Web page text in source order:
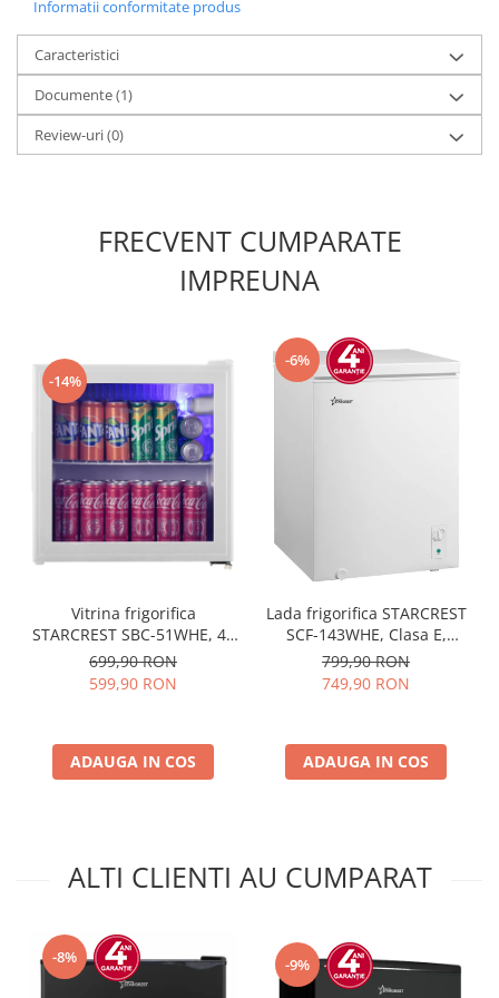
Informatii conformitate produs
Caracteristici
Documente (1)
Review-uri(0)
FRECVENT CUMPARATE
IMPREUNA
-14%
Vitrina frigorifica
STARCREST SBC-51WHE, 46
L, Control temperatura, Usa
sticla, H 48.8 cm, Alb
699,90 RON
599,90 RON
ADAUGA IN COS
-6%
Lada frigorifica STARCREST
SCF-143WHE, Clasa E,
Capacitate 143L, Sistem
convertibil - functie frigider,
799,90 RON
749,90 RON
ADAUGA IN COS
ALTI CLIENTI AU CUMPARAT
-8% -9%